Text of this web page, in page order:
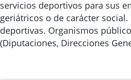
servicios deportivos para sus
geriátricos o de carácter social.
deportivas. Organismos
(Diputaciones, Direcciones